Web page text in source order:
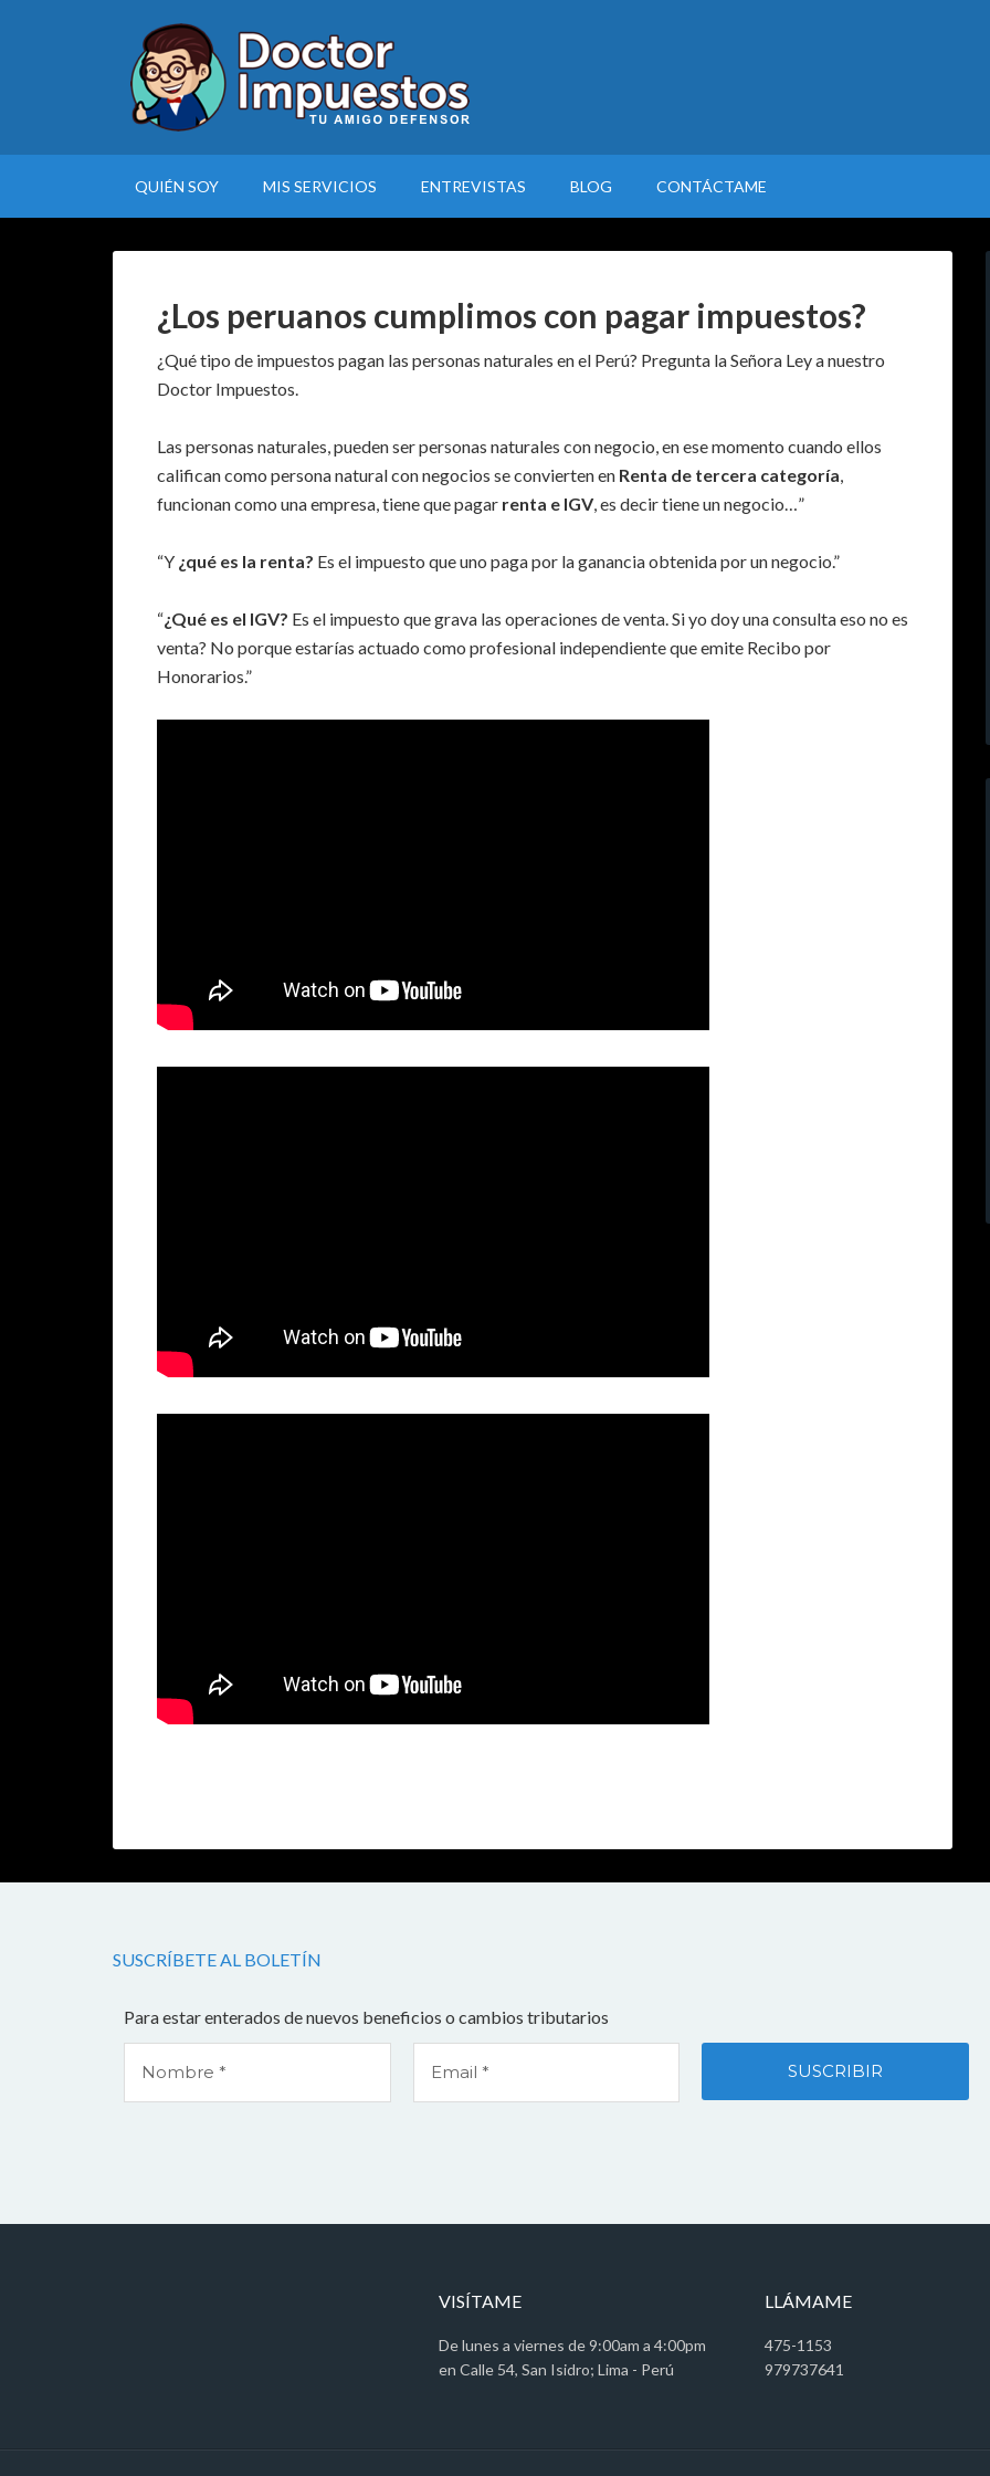
QUIÉN SOY MIS SERVICIOS ENTREVISTAS BLOG CONTÁCTAME
¿Los peruanos cumplimos con pagar impuestos?
¿Qué tipo de impuestos pagan las personas naturales en el Perú? Pregunta la Señora Ley a nuestro
Doctor Impuestos.
Las personas naturales, pueden ser personas naturales con negocio, en ese momento cuando ellos
califican como persona natural con negocios se convierten en Renta de tercera categoría,
funcionan como una empresa, tiene que pagar renta e IGV, es decir tiene un negocio…”
“Y ¿qué es la renta? Es el impuesto que uno paga por la ganancia obtenida por un negocio.”
“¿Qué es el IGV? Es el impuesto que grava las operaciones de venta. Si yo doy una consulta eso no es
venta? No porque estarías actuado como profesional independiente que emite Recibo por
Honorarios.”
SUSCRÍBETE AL BOLETÍN
Para estar enterados de nuevos beneficios o cambios tributarios
VISÍTAME
De lunes a viernes de 9:00am a 4:00pm
en Calle 54, San Isidro; Lima - Perú
LLÁMAME
475-1153
979737641